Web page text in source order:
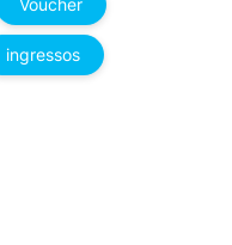
Voucher
ingressos